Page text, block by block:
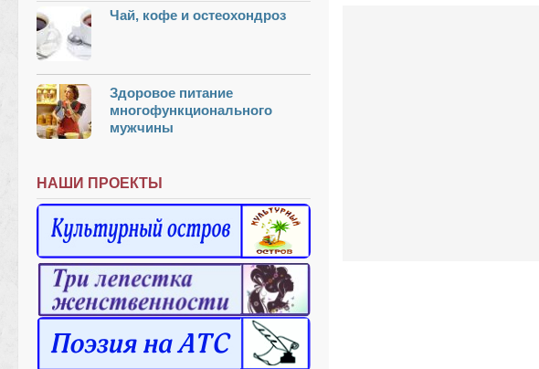
Чай, кофе и остеохондроз
Здоровое питание
многофункционального
мужчины
НАШИ ПРОЕКТЫ